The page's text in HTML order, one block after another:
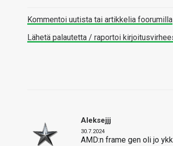
Kommentoi uutista tai artikkelia foorumilla
Lähetä palautetta / raportoi
Aleksejjj
30.7.2024
AMD:n frame gen oli jo